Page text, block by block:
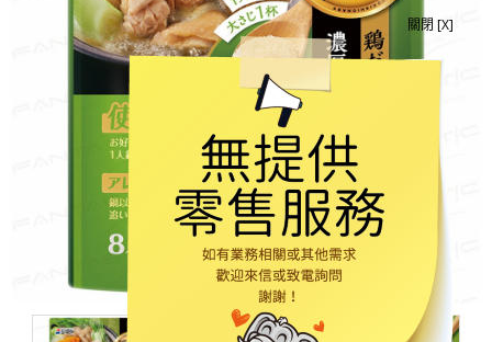
關閉 [X]